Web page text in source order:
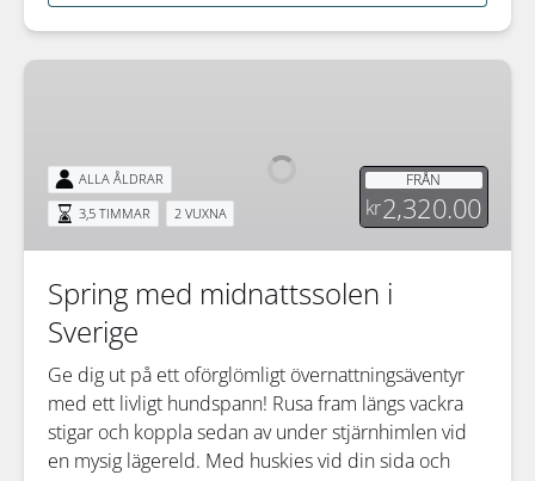
Spring
Sverige
FRÅN
kr2,320.00
ALLA ÅLDRAR
3,5 TIMMAR
2 VUXNA
Spring med midnattssolen i
Sverige
Ge dig ut på ett oförglömligt övernattningsäventyr
med ett livligt hundspann! Rusa fram längs vackra
stigar och koppla sedan av under stjärnhimlen vid
en mysig lägereld. Med huskies vid din sida och